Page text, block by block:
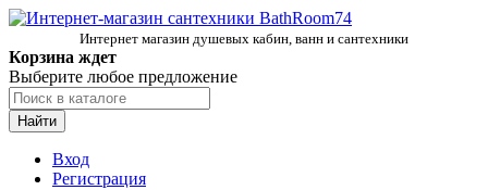
Интернет магазин душевых кабин, ванн и сантехники
Корзина ждет
Выберите любое предложение
Найти
Вход
Регистрация